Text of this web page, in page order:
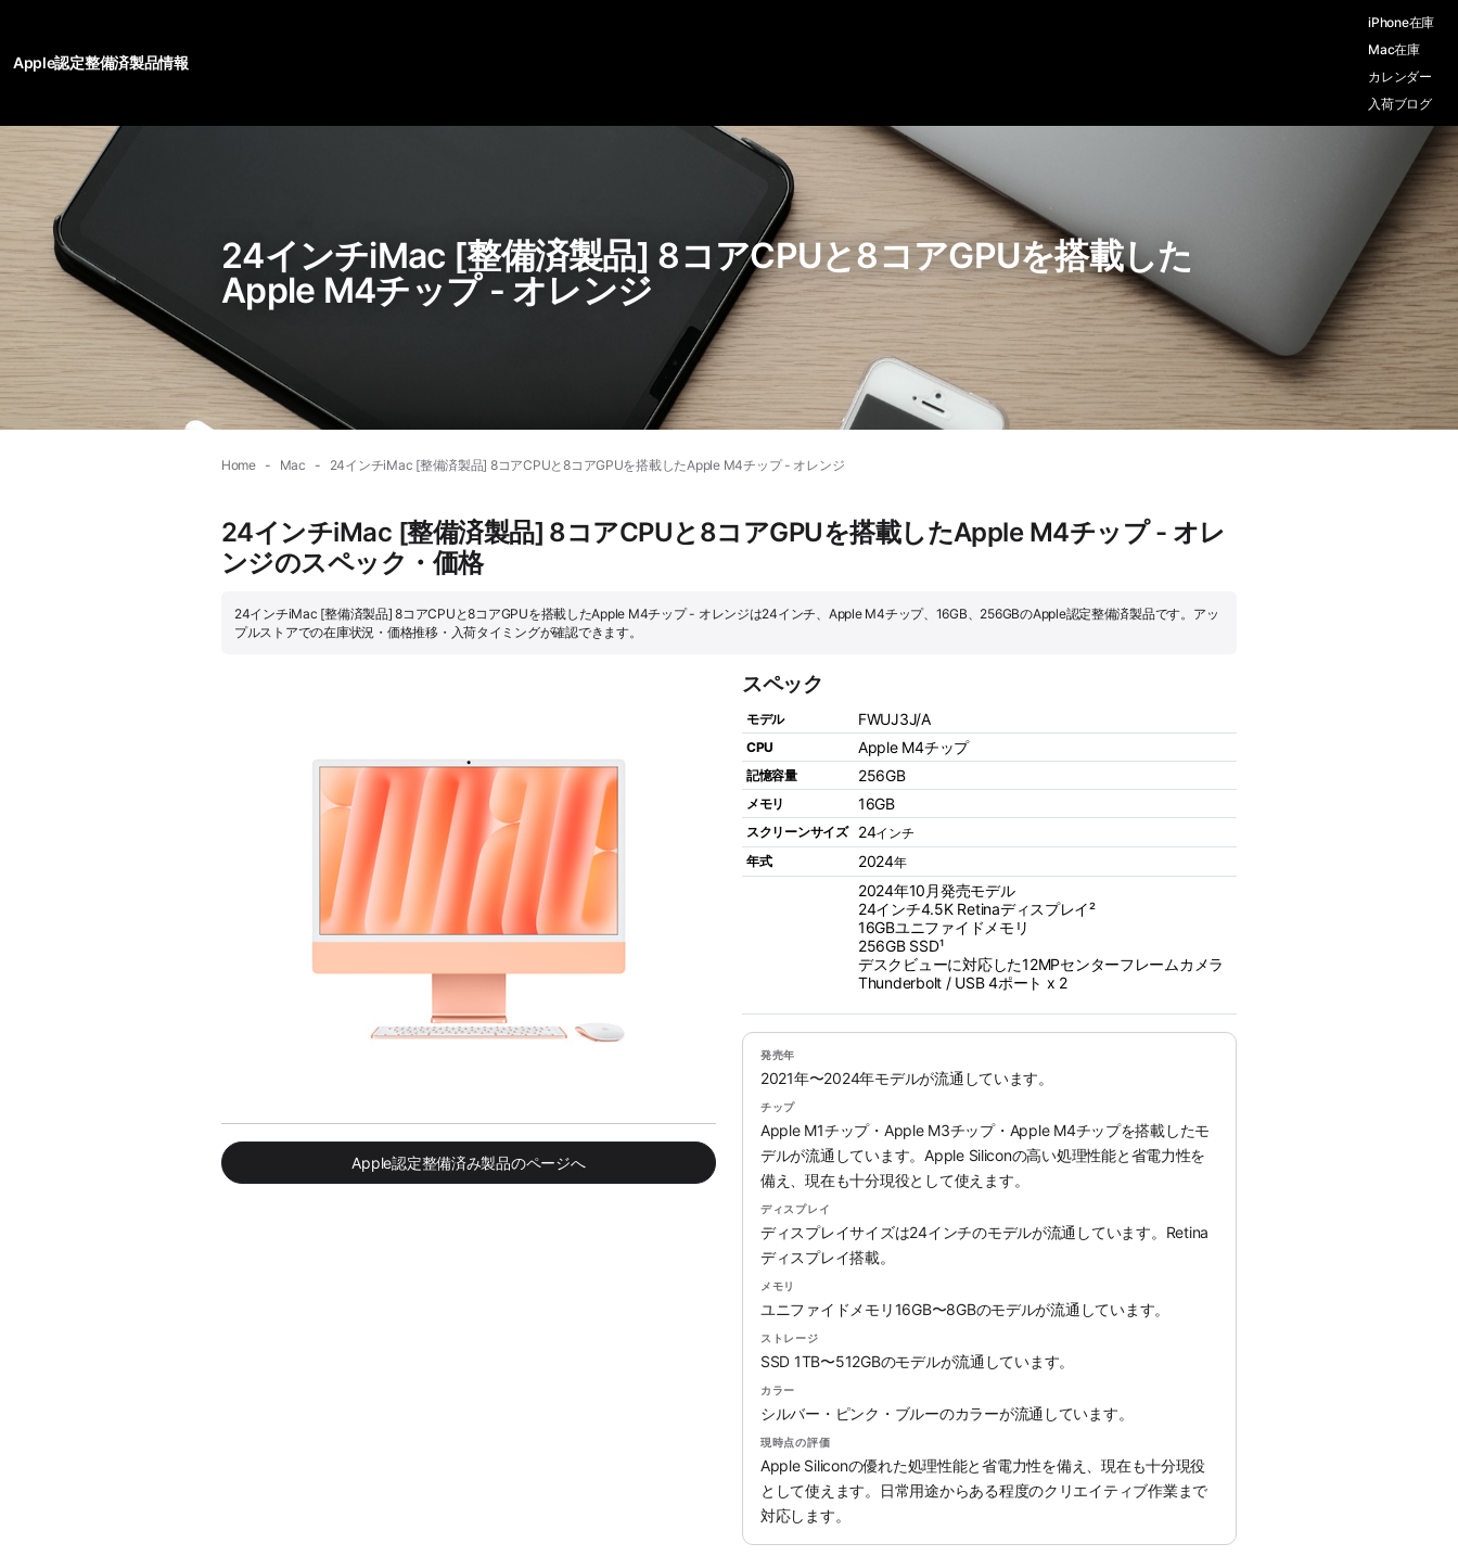
Apple認定整備済製品情報
iPhone在庫
Mac在庫
カレンダー
入荷ブログ
24インチiMac [整備済製品] 8コアCPUと8コアGPUを搭載した
Apple M4チップ - オレンジ
Home Mac 24インチiMac [整備済製品] 8コアCPUと8コアGPUを搭載したApple M4チップ - オレンジ
24インチiMac [整備済製品] 8コアCPUと8コアGPUを搭載したApple M4チップ - オレ
ンジのスペック・価格
24インチiMac [整備済製品] 8コアCPUと8コアGPUを搭載したApple M4チップ - オレンジは24インチ、Apple M4チップ、16GB、256GBのApple認定整備済製品です。アッ
プルストアでの在庫状況・価格推移・入荷タイミングが確認できます。
Apple認定整備済み製品のページへ
スペック
モデル FWUJ3J/A
CPU Apple M4チップ
記憶容量 256GB
メモリ 16GB
スクリーンサイズ 24インチ
年式
2024年
2024年10月発売モデル
24インチ4.5K Retinaディスプレイ²
16GBユニファイドメモリ
256GB SSD¹
デスクビューに対応した12MPセンターフレームカメラ
Thunderbolt / USB 4ポート x 2
発売年
2021年〜2024年モデルが流通しています。
チップ
Apple M1チップ・Apple M3チップ・Apple M4チップを搭載したモ
デルが流通しています。Apple Siliconの高い処理性能と省電力性を
備え、現在も十分現役として使えます。
ディスプレイ
ディスプレイサイズは24インチのモデルが流通しています。Retina
ディスプレイ搭載。
メモリ
ユニファイドメモリ16GB〜8GBのモデルが流通しています。
ストレージ
SSD 1TB〜512GBのモデルが流通しています。
カラー
シルバー・ピンク・ブルーのカラーが流通しています。
現時点の評価
Apple Siliconの優れた処理性能と省電力性を備え、現在も十分現役
として使えます。日常用途からある程度のクリエイティブ作業まで
対応します。